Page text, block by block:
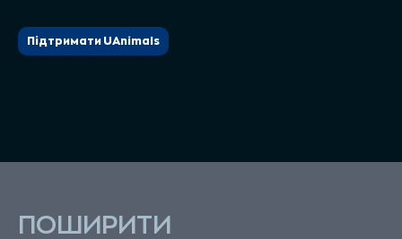
Підтримати UAnimals
ПОШИРИТИ